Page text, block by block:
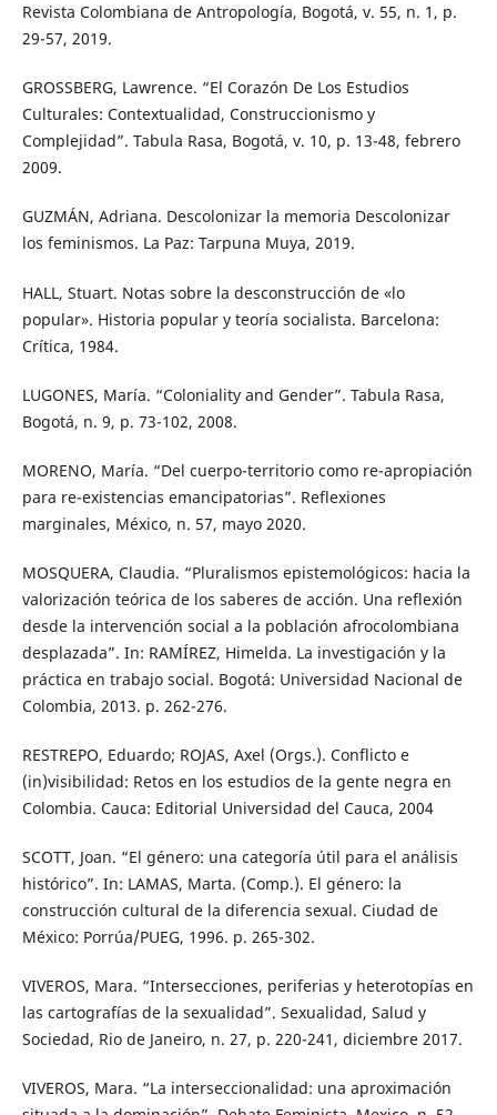
Revista Colombiana de Antropología, Bogotá, v. 55, n. 1, p.
29-57, 2019.
GROSSBERG, Lawrence. “El Corazón De Los Estudios
Culturales: Contextualidad, Construccionismo y
Complejidad”. Tabula Rasa, Bogotá, v. 10, p. 13-48, febrero
2009.
GUZMÁN, Adriana. Descolonizar la memoria Descolonizar
los feminismos. La Paz: Tarpuna Muya, 2019.
HALL, Stuart. Notas sobre la desconstrucción de «lo
popular». Historia popular y teoría socialista. Barcelona:
Crítica, 1984.
LUGONES, María. “Coloniality and Gender”. Tabula Rasa,
Bogotá, n. 9, p. 73-102, 2008.
MORENO, María. “Del cuerpo-territorio como re-apropiación
para re-existencias emancipatorias”. Reflexiones
marginales, México, n. 57, mayo 2020.
MOSQUERA, Claudia. “Pluralismos epistemológicos: hacia la
valorización teórica de los saberes de acción. Una reflexión
desde la intervención social a la población afrocolombiana
desplazada”. In: RAMÍREZ, Himelda. La investigación y la
práctica en trabajo social. Bogotá: Universidad Nacional de
Colombia, 2013. p. 262-276.
RESTREPO, Eduardo; ROJAS, Axel (Orgs.). Conflicto e
(in)visibilidad: Retos en los estudios de la gente negra en
Colombia. Cauca: Editorial Universidad del Cauca, 2004
SCOTT, Joan. “El género: una categoría útil para el análisis
histórico”. In: LAMAS, Marta. (Comp.). El género: la
construcción cultural de la diferencia sexual. Ciudad de
México: Porrúa/PUEG, 1996. p. 265-302.
VIVEROS, Mara. “Intersecciones, periferias y heterotopías en
las cartografías de la sexualidad”. Sexualidad, Salud y
Sociedad, Rio de Janeiro, n. 27, p. 220-241, diciembre 2017.
VIVEROS, Mara. “La interseccionalidad: una aproximación